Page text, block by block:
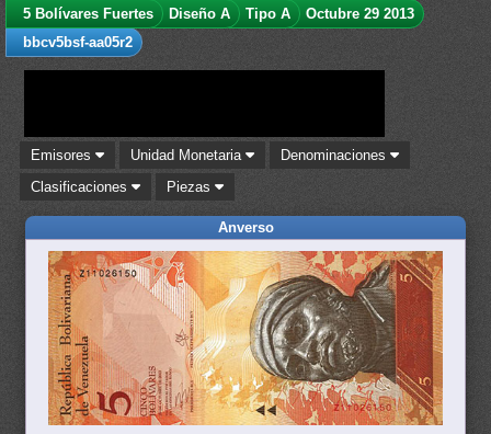
5 Bolívares Fuertes
Diseño A Tipo A
Octubre 29 2013
bbcv5bsf-aa05r2
Emisores Unidad Monetaria
Denominaciones
Clasificaciones
Piezas
Anverso